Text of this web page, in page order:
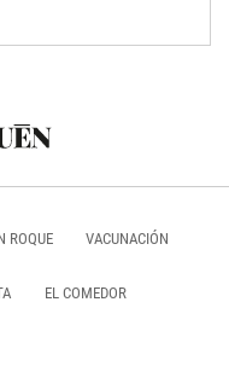
ROQUE VACUNACIÓN
EL COMEDOR